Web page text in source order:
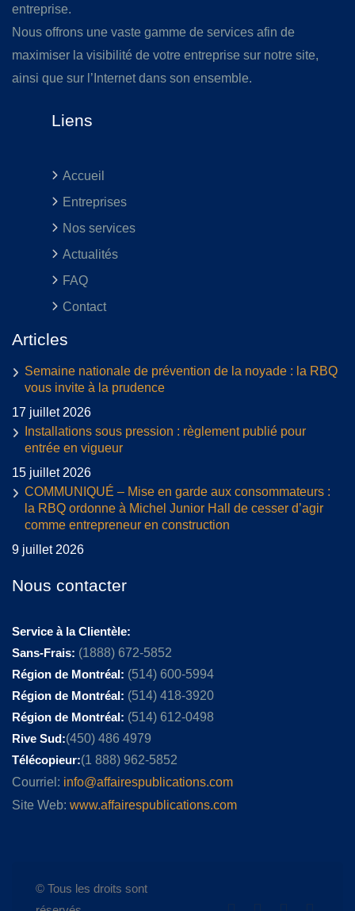
entreprise.
Nous offrons une vaste gamme de services afin de
maximiser la visibilité de votre entreprise sur notre site,
ainsi que sur l’Internet dans son ensemble.
Liens
Accueil
Entreprises
Nos services
Actualités
FAQ
Contact
Articles
Semaine nationale de prévention de la noyade : la RBQ
vous invite à la prudence
17 juillet 2026
Installations sous pression : règlement publié pour
entrée en vigueur
15 juillet 2026
COMMUNIQUÉ – Mise en garde aux consommateurs :
la RBQ ordonne à Michel Junior Hall de cesser d’agir
comme entrepreneur en construction
9 juillet 2026
Nous contacter
Service à la Clientèle:
Sans-Frais: (1888) 672-5852
Région de Montréal: (514) 600-5994
Région de Montréal: (514) 418-3920
Région de Montréal: (514) 612-0498
Rive Sud:(450) 486 4979
Télécopieur:(1 888) 962-5852
Courriel: info@affairespublications.com
Site Web: www.affairespublications.com
© Tous les droits sont